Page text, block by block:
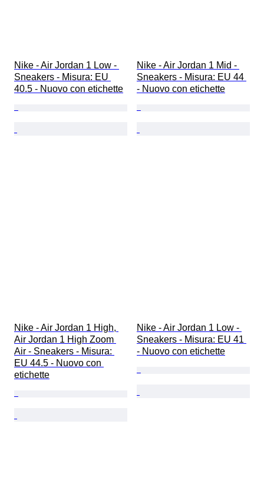
Nike - Air Jordan 1 Low -
Sneakers - Misura: EU
40.5 - Nuovo con etichette
Nike - Air Jordan 1 Mid -
Sneakers - Misura: EU 44
- Nuovo con etichette
Nike - Air Jordan 1 High,
Air Jordan 1 High Zoom
Air - Sneakers - Misura:
EU 44.5 - Nuovo con
etichette
Nike - Air Jordan 1 Low -
Sneakers - Misura: EU 41
- Nuovo con etichette